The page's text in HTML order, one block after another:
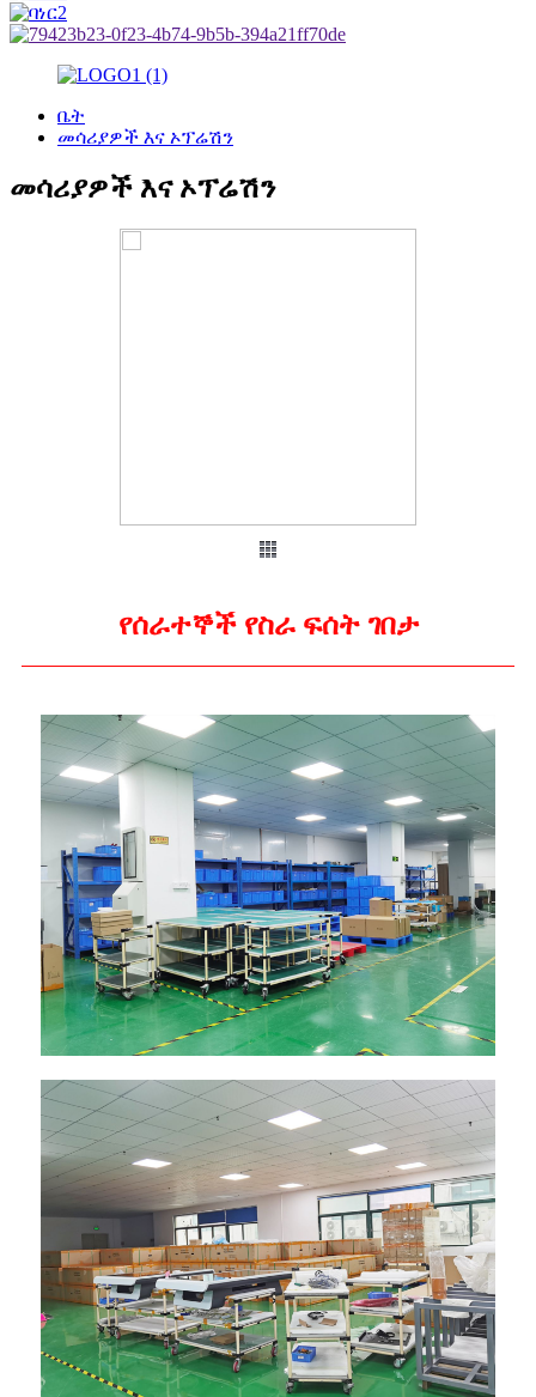
ቤት
መሳሪያዎች እና ኦፕሬሽን
መሳሪያዎች እና ኦፕሬሽን
የሰራተኞች የስራ ፍሰት ገበታ